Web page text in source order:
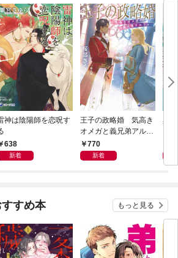
神は陰陽師を恋呪す
638
新着
王子の政略婚 気高き
オメガと義兄弟アルフ
ァ770
新着
異
すめ本 もっと見る